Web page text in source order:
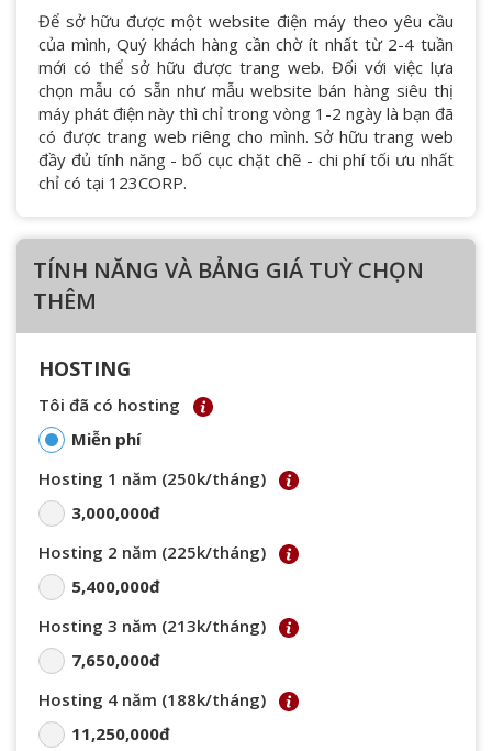
Để sở hữu được một website điện máy theo yêu cầu
của mình, Quý khách hàng cần chờ ít nhất từ 2-4 tuần
mới có thể sở hữu được trang web. Đối với việc lựa
chọn mẫu có sẵn như mẫu website bán hàng siêu thị
máy phát điện này thì chỉ trong vòng 1-2 ngày là bạn đã
có được trang web riêng cho mình. Sở hữu trang web
đầy đủ tính năng - bố cục chặt chẽ - chi phí tối ưu nhất
chỉ có tại 123CORP.
TÍNH NĂNG VÀ BẢNG GIÁ TUỲ CHỌN
THÊM
HOSTING
Tôi đã có hosting
Miễn phí
Hosting 1 năm (250k/tháng)
3,000,000đ
Hosting 2 năm (225k/tháng)
5,400,000đ
Hosting 3 năm (213k/tháng)
7,650,000đ
Hosting 4 năm (188k/tháng)
11,250,000đ